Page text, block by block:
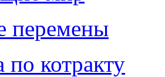
перемены
котракту